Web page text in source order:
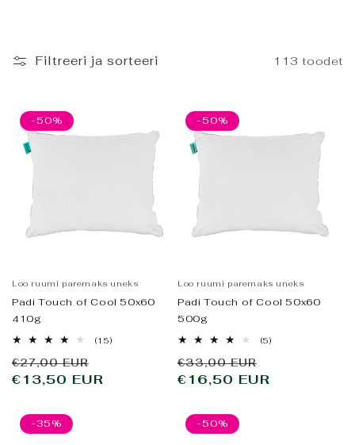
Filtreeri ja sorteeri 113 toodet
-50%
Loo ruumi paremaks uneks
Padi Touch of Cool 50x60
410g
(15)15
Tavahind
€27,00 EUR
Allahindluse
hind
€13,50 EUR
-50%
Loo ruumi paremaks uneks
Padi Touch of Cool 50x60
500g
(5)5
Tavahind
€33,00 EUR
hind
€16,50 EUR
-35% -50%